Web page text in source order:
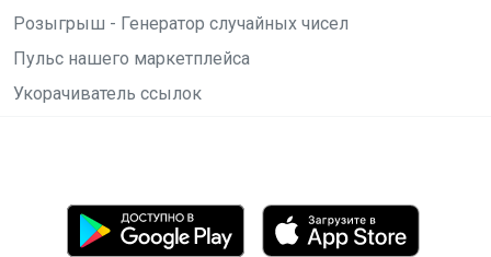
Розыгрыш - Генератор случайных чисел
Пульс нашего маркетплейса
Укорачиватель ссылок